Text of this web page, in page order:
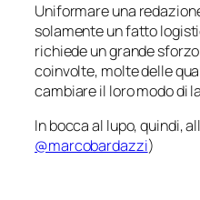
Uniformare una
solamente un fatto
richiede un grande
coinvolte, molte delle
cambiare il loro modo di
In bocca al lupo, quindi,
@marcobardazzi)